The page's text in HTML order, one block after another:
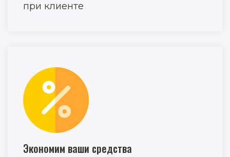
при клиенте
Экономим ваши средства